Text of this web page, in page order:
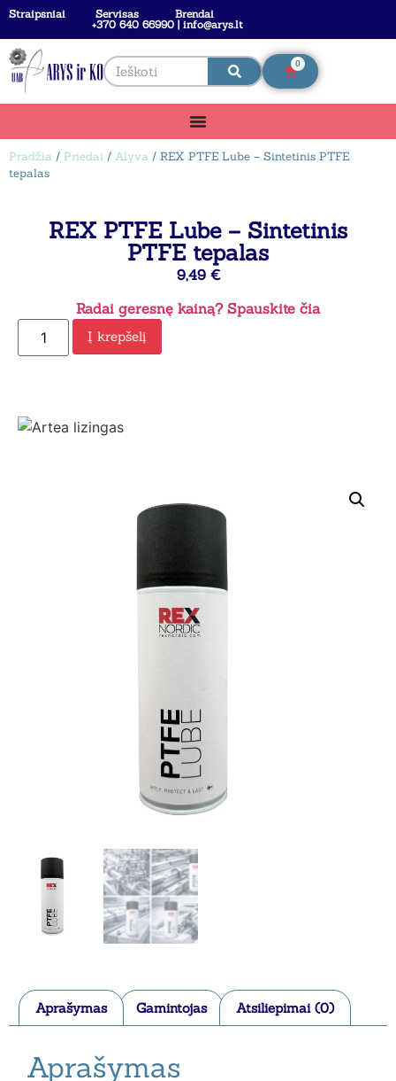
Straipsniai Servisas
Brendai
+370 640 66990 | info@arys.lt
0
Pradžia / Priedai / Alyva / REX PTFE Lube – Sintetinis PTFE
tepalas
REX PTFE Lube – Sintetinis
PTFE tepalas
9,49 €
Radai geresnę kainą? Spauskite čia
Į krepšelį
Aprašymas Gamintojas Atsiliepimai (0)
Aprašymas